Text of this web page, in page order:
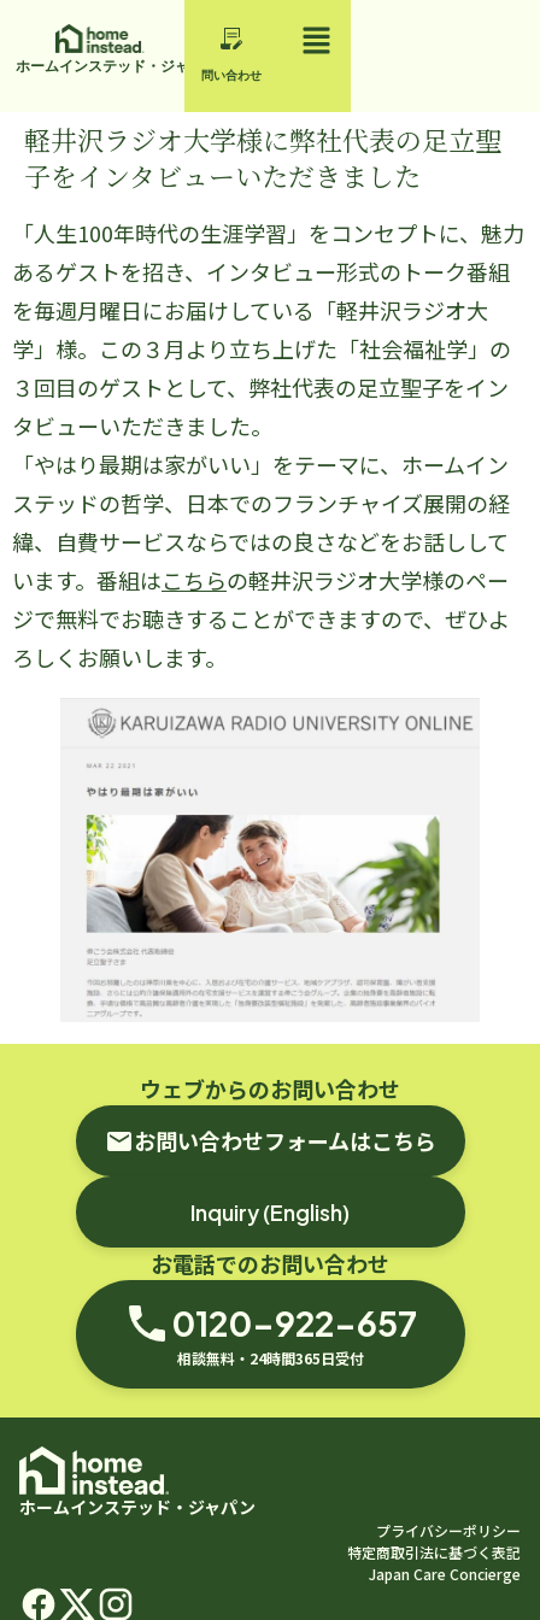
ホームインステッド・ジャパン
問い合わせ
軽井沢ラジオ大学様に弊社代表の足立聖
子をインタビューいただきました
「人生100年時代の生涯学習」をコンセプトに、魅力
あるゲストを招き、インタビュー形式のトーク番組
を毎週月曜日にお届けしている「軽井沢ラジオ大
学」様。この３月より立ち上げた「社会福祉学」の
３回目のゲストとして、弊社代表の足立聖子をイン
タビューいただきました。
「やはり最期は家がいい」をテーマに、ホームイン
ステッドの哲学、日本でのフランチャイズ展開の経
緯、自費サービスならではの良さなどをお話しして
います。番組はこちらの軽井沢ラジオ大学様のペー
ジで無料でお聴きすることができますので、ぜひよ
ろしくお願いします。
ウェブからのお問い合わせ
お問い合わせフォームはこちら
Inquiry (English)
お電話でのお問い合わせ
0120-922-657
相談無料・24時間365日受付
ホームインステッド・ジャパン
プライバシーポリシー
特定商取引法に基づく表記
Japan Care Concierge